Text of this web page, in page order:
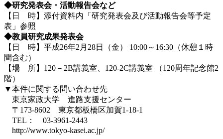
◆研究発表会・活動報告会など
【日 時】添付資料内「研究発表会及び活動報告会等予定
表」参照
◆教員研究成果発表会
【日 時】平成26年2月28日（金） 10:00～16:30（休憩１時
間含む）
【場 所】120－2B講義室、120-2C講義室 （120周年記念館2
階）
▼本件に関する問い合わせ先
東京家政大学 進路支援センター
〒173-8602 東京都板橋区加賀1-18-1
TEL： 03-3961-2443
http://www.tokyo-kasei.ac.jp/